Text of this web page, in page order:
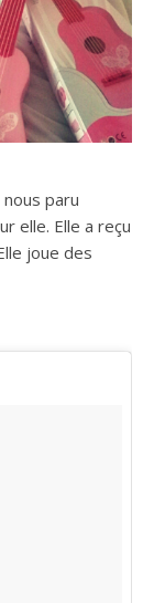
paru
elle. Elle a reçu
joue des